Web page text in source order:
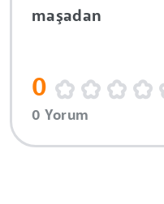
maşadan
0
0 Yorum